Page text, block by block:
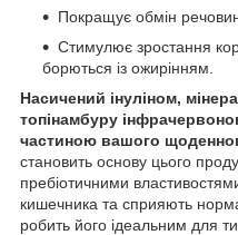
Покращує обмін
Стимулює зростання
борються із ожирінням.
Насичений інуліном,
топінамбуру
частиною вашого
становить основу цього
пребіотичними
кишечника та сприяють
робить його ідеальним для